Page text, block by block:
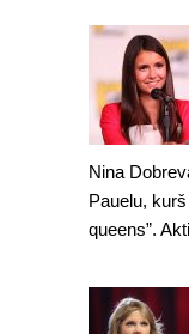
Nina
Pauelu,
queens”.